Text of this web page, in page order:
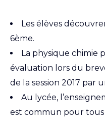
Les élèves
6ème.
La physique chimie
évaluation lors du
de la session 2017 par
Au lycée,
est commun pour tous